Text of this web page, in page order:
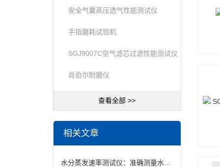
安全气囊高压透气性能测试仪
手指磨耗试验机
SGJ9007C空气滤芯过滤性能测试仪
肖伯尔耐磨仪
查看全部 >>
相关文章
水分蒸发速率测试仪：准确测量水分散失速度的关键工具